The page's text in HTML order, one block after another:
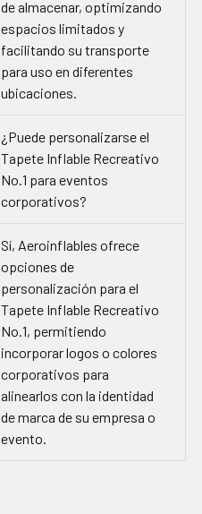
de almacenar, optimizando
espacios limitados y
facilitando su transporte
para uso en diferentes
ubicaciones.
¿Puede personalizarse el
Tapete Inflable Recreativo
No.1 para eventos
corporativos?
Sí, Aeroinflables ofrece
opciones de
personalización para el
Tapete Inflable Recreativo
No.1, permitiendo
incorporar logos o colores
corporativos para
alinearlos con la identidad
de marca de su empresa o
evento.